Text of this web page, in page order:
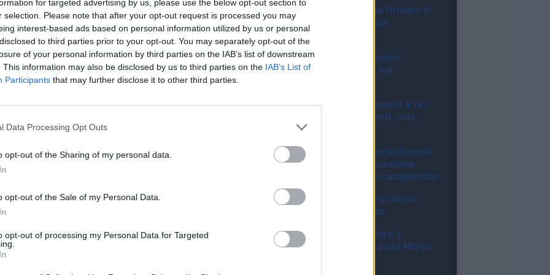
for targeted advertising by us, please use the below opt-out section to
selection. Please note that after your opt-out request is processed you may
interest-based ads based on personal information utilized by us or personal
to third parties prior to your opt-out. You may separately opt-out of the
of your personal information by third parties on the IAB’s list of downstream
This information may also be disclosed by us to third parties on the IAB’s List of
Participants that may further disclose it to other third parties.
Data Processing Opt Outs
opt-out of the Sharing of my personal data.
opt-out of the Sale of my Personal Data.
opt-out of processing my Personal Data for Targeted
Partite a voto
Media Voto
-
Roma, Pellegrini ha firmato il
rinnovo: manca solo
l'ufficialità
14:27
Inter, Chivu: "Abbiamo
bisogno di minuti, sul
Roma, Castro: "Questo è un
sogno a occhi aperti, con
Malen..."
Milan, Gila salta l'amichevole
col Chelsea: la situazione
verso il debutto in campionato
07:04
Inter, ecco gli ultimi rientri:
Akanji già in campo
Fiorentina, 1-1 contro il
Deportivo: ottimo Joao Mario: